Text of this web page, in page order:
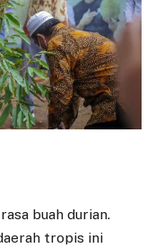
buah durian.
tropis ini